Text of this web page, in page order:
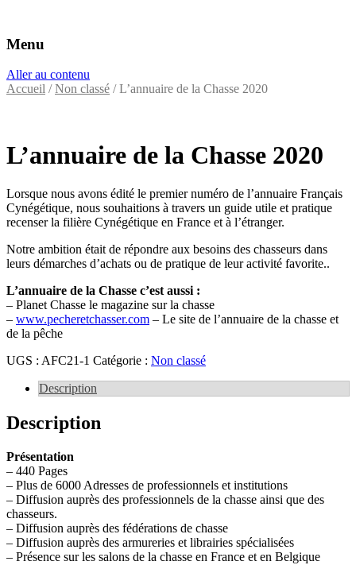
VAC Editions
Éditeurs d'annuaires professionnels
Menu
Aller au contenu
Accueil /Non classé / L’annuaire de la Chasse 2020
L’annuaire de la Chasse 2020
Lorsque nous avons édité le premier numéro de l’annuaire Français
Cynégétique, nous souhaitions à travers un guide utile et pratique
recenser la filière Cynégétique en France et à l’étranger.
Notre ambition était de répondre aux besoins des chasseurs dans
leurs démarches d’achats ou de pratique de leur activité favorite..
L’annuaire de la Chasse c’est aussi :
– Planet Chasse le magazine sur la chasse
– www.pecheretchasser.com – Le site de l’annuaire de la chasse et
de la pêche
UGS : AFC21-1 Catégorie : Non classé
Description
Description
Présentation
– 440 Pages
– Plus de 6000 Adresses de professionnels et institutions
– Diffusion auprès des professionnels de la chasse ainsi que des
chasseurs.
– Diffusion auprès des fédérations de chasse
– Diffusion auprès des armureries et librairies spécialisées
– Présence sur les salons de la chasse en France et en Belgique